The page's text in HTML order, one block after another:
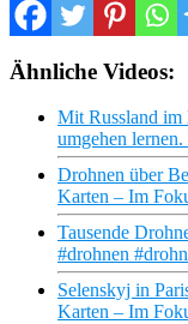
Ähnliche Videos:
Mit Russland im
umgehen
Drohnen über
Karten – Im
Tausende
#drohnen
Selenskyj in
Karten – Im